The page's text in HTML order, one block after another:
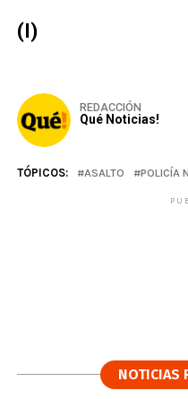
(I)
REDACCIÓN
Qué Noticias!
TÓPICOS: ASALTO POLICÍA
NOTICIAS